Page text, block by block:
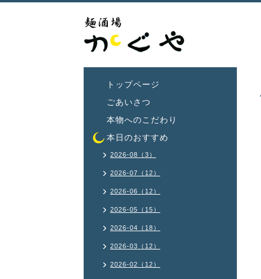
トップページ
ごあいさつ
本物へのこだわり
本日のおすすめ
2026-08（3）
2026-07（12）
2026-06（12）
2026-05（15）
2026-04（18）
2026-03（12）
2026-02（12）